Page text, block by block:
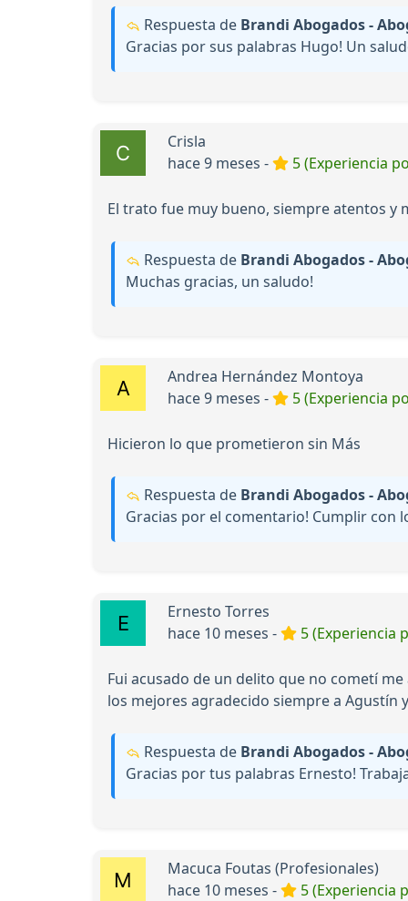
Respuesta de Brandi Abogados -
Gracias por sus palabras Hugo! Un
Crisla
hace 9 meses -
5 (Experiencia
El trato fue muy bueno, siempre atentos y
Respuesta de Brandi Abogados -
Muchas gracias, un saludo!
Andrea Hernández Montoya
hace 9 meses -
5 (Experiencia
Hicieron lo que prometieron sin Más
Respuesta de Brandi Abogados -
Gracias por el comentario! Cumplir con
Ernesto Torres
hace 10 meses -
5 (Experiencia
Fui acusado de un delito que no cometí
los mejores agradecido siempre a Agustín
Respuesta de Brandi Abogados -
Gracias por tus palabras Ernesto!
Macuca Foutas (Profesionales)
hace 10 meses -
5 (Experiencia